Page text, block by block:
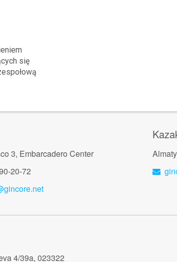
się
3, Embarcadero Center
20-72
4/39a, 023322